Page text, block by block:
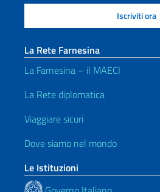
La Rete Farnesina
La Farnesina – il MAECI
La Rete diplomatica
Viaggiare sicuri
Dove siamo nel mondo
Le Istituzioni